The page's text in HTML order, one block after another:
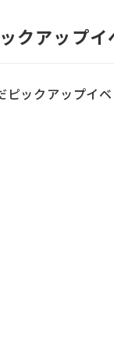
クアップイ
ピックアップイベ